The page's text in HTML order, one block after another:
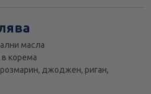
масла
в корема
джоджен, риган,